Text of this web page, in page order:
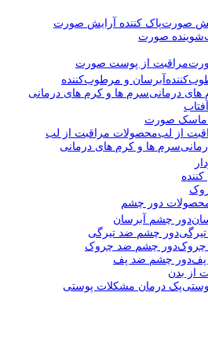
پاک کننده آرایش صورت
شوینده صورت
مراقبت از پوست صورت
آبرسان و مرطوب‌کننده
سرم ها و کرم های درمانی
ماسک صورت
محصولات مراقبت از لب
سرم ها و کرم های درمانی
دور چشم
دور چشم آبرسان
دور چشم ضد تیرگی
دور چشم ضد چروک
دور چشم ضد پف
از بدن
پک درمان مشکلات پوستی